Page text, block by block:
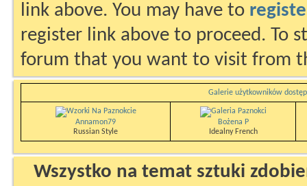
link above. You may have to
register link above to proceed. To
forum that you want to visit from
Galerie użytkowników
Annamon79
Russian Style
Bożena P
Idealny French
Wszystko na temat sztuki